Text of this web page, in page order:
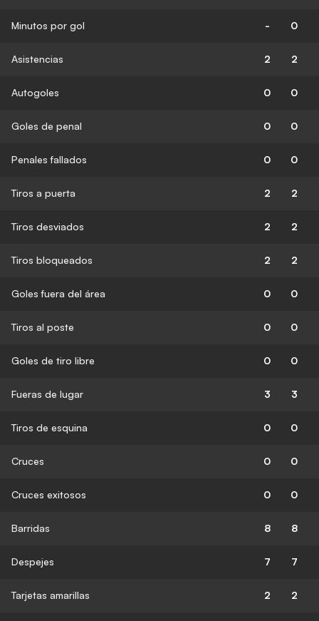
Minutos por gol - 0
Asistencias 2 2
Autogoles 0 0
Goles de penal 0 0
Penales fallados 0 0
Tiros a puerta 2 2
Tiros desviados 2 2
Tiros bloqueados 2 2
Goles fuera del área 0 0
Tiros al poste 0 0
Goles de tiro libre 0 0
Fueras de lugar 3 3
Tiros de esquina 0 0
Cruces 0 0
Cruces exitosos 0 0
Barridas 8 8
Despejes 7 7
Tarjetas amarillas 2 2